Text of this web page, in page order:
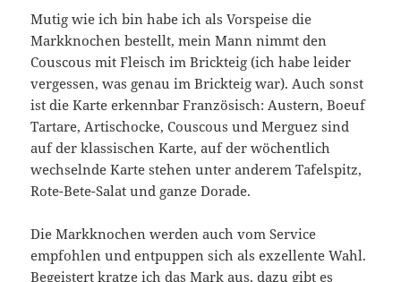
Mutig wie ich bin habe ich als Vorspeise die
Markknochen bestellt, mein Mann nimmt den
Couscous mit Fleisch im Brickteig (ich habe leider
vergessen, was genau im Brickteig war). Auch sonst
ist die Karte erkennbar Französisch: Austern, Boeuf
Tartare, Artischocke, Couscous und Merguez sind
auf der klassischen Karte, auf der wöchentlich
wechselnde Karte stehen unter anderem Tafelspitz,
Rote-Bete-Salat und ganze Dorade.
Die Markknochen werden auch vom Service
empfohlen und entpuppen sich als exzellente Wahl.
Begeistert kratze ich das Mark aus, dazu gibt es